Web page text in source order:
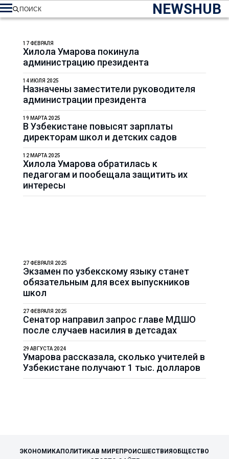
NEWSHUB
ПОИСК
Хилола Умарова покинула
администрацию президента
17 ФЕВРАЛЯ
Назначены заместители руководителя
администрации президента
14 ИЮЛЯ 2025
В Узбекистане повысят зарплаты
директорам школ и детских садов
19 МАРТА 2025
Хилола Умарова обратилась к
педагогам и пообещала защитить их
интересы
12 МАРТА 2025
Экзамен по узбекскому языку станет
обязательным для всех выпускников
школ
27 ФЕВРАЛЯ 2025
Сенатор направил запрос главе МДШО
после случаев насилия в детсадах
27 ФЕВРАЛЯ 2025
Умарова рассказала, сколько учителей в
Узбекистане получают 1 тыс. долларов
29 АВГУСТА 2024
ЭКОНОМИКАПОЛИТИКАВ МИРЕПРОИСШЕСТВИЯ ОБЩЕСТВО